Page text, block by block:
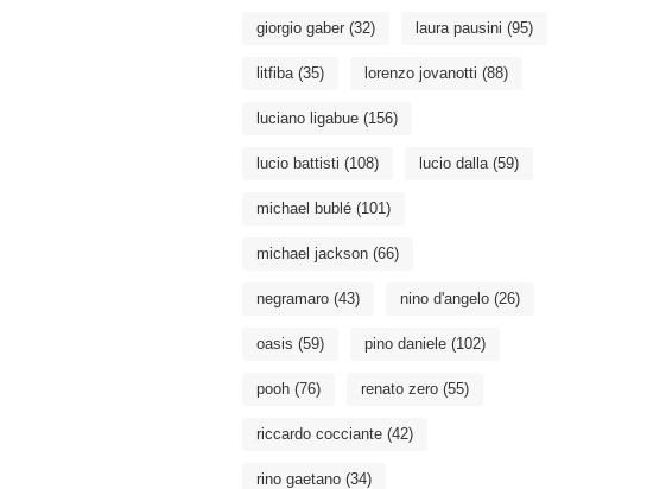
giorgio gaber (32) laura pausini (95)
litfiba(35) lorenzo jovanotti (88)
luciano ligabue (156)
lucio battisti (108) lucio dalla(59)
michael bublé (101)
michael jackson (66)
negramaro (43) nino d'angelo (26)
oasis (59) pino daniele (102)
pooh (76) renato zero (55)
riccardo cocciante (42)
rino gaetano (34)